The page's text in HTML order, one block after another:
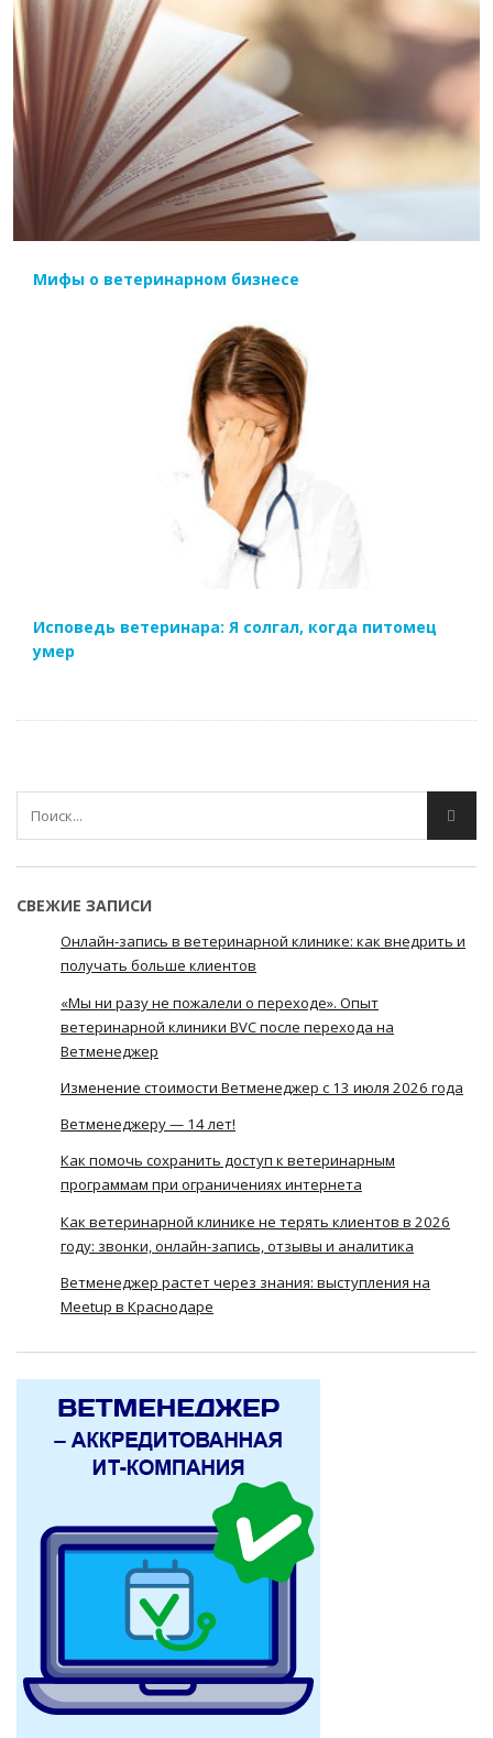
ЧИТАТЬ ДАЛЕЕ
Мифы о ветеринарном бизнесе
ЧИТАТЬ ДАЛЕЕ
Исповедь ветеринара: Я солгал, когда питомец
умер
СВЕЖИЕ ЗАПИСИ
Онлайн-запись в ветеринарной клинике: как внедрить и
получать больше клиентов
«Мы ни разу не пожалели о переходе». Опыт
ветеринарной клиники BVC после перехода на
Ветменеджер
Изменение стоимости Ветменеджер с 13 июля 2026 года
Ветменеджеру — 14 лет!
Как помочь сохранить доступ к ветеринарным
программам при ограничениях интернета
Как ветеринарной клинике не терять клиентов в 2026
году: звонки, онлайн-запись, отзывы и аналитика
Ветменеджер растет через знания: выступления на
Meetup в Краснодаре